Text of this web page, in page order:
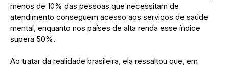
menos de 10% das pessoas que necessitam de
atendimento conseguem acesso aos serviços de saúde
mental, enquanto nos países de alta renda esse índice
supera 50%.
Ao tratar da realidade brasileira, ela ressaltou que, em